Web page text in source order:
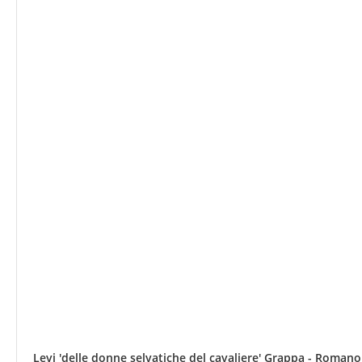
Levi 'delle donne selvatiche del cavaliere' Grappa -